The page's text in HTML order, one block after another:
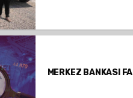
MERKEZ BANKASI